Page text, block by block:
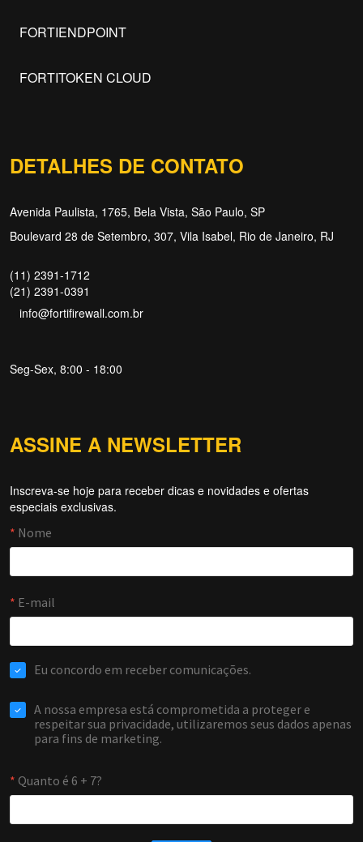
FORTIENDPOINT
FORTITOKEN CLOUD
DETALHES DE CONTATO
Avenida Paulista, 1765, Bela Vista, São Paulo, SP
Boulevard 28 de Setembro, 307, Vila Isabel, Rio de Janeiro, RJ
(11) 2391-1712
(21) 2391-0391
info@fortifirewall.com.br
Seg-Sex, 8:00 - 18:00
ASSINE A NEWSLETTER
Inscreva-se hoje para receber dicas e novidades e ofertas
especiais exclusivas.
Forti Firewall
EMAIL
WHATSAPP / TELEFONE